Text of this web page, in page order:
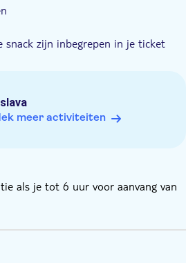
snack zijn inbegrepen in je ticket
Devin is niet inbegrepen, je kunt
in het Engels
door tijdens het boeken
meer activiteiten
als je tot 6 uur voor aanvang van